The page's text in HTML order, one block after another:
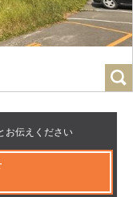
お伝えください